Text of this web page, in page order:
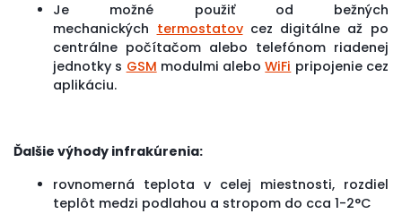
Je možné použiť od bežných
mechanických termostatov cez digitálne až po
centrálne počítačom alebo telefónom riadenej
jednotky s GSM modulmi aleboWiFi pripojenie cez
aplikáciu.
Ďalšie výhody infrakúrenia:
rovnomerná teplota v celej miestnosti, rozdiel
teplôt medzi podlahou a stropom do cca 1-2°C